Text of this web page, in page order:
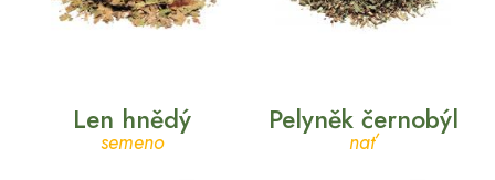
Len hnědý
semeno
Pelyněk černobýl
nať